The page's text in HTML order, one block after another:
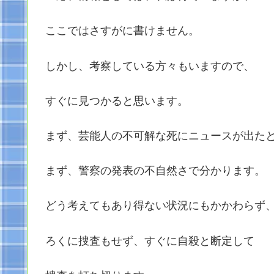
ここではさすがに書けません。
しかし、考察している方々もいますので、
すぐに見つかると思います。
まず、芸能人の不可解な死にニュースが出たと
まず、警察の発表の不自然さで分かります。
どう考えてもあり得ない状況にもかかわらず、
ろくに捜査もせず、すぐに自殺と断定して